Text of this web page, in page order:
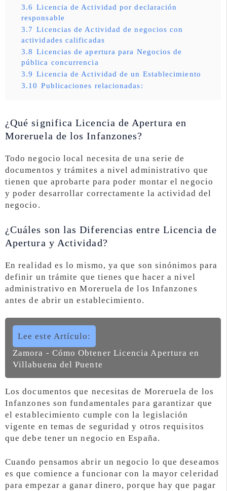
3.6 Licencia de Actividad por declaración
responsable
3.7 Licencias de Actividad de negocios con
actividades calificadas
3.8 Licencias de apertura para Negocios de
pública concurrencia
3.9 Licencia de Actividad de un Establecimiento
3.10 Publicaciones relacionadas:
¿Qué significa Licencia de Apertura en
Moreruela de los Infanzones?
Todo negocio local necesita de una serie de
documentos y trámites a nivel administrativo que
tienen que aprobarte para poder montar el negocio
y poder desarrollar correctamente la actividad del
negocio.
¿Cuáles son las Diferencias entre Licencia de
Apertura y Actividad?
En realidad es lo mismo, ya que son sinónimos para
definir un trámite que tienes que hacer a nivel
administrativo en Moreruela de los Infanzones
antes de abrir un establecimiento.
Lee este Artículo:
Zamora - Cómo Obtener Licencia Apertura en
Villabuena del Puente
Los documentos que necesitas de Moreruela de los
Infanzones son fundamentales para garantizar que
el establecimiento cumple con la legislación
vigente en temas de seguridad y otros requisitos
que debe tener un negocio en España.
Cuando pensamos abrir un negocio lo que deseamos
es que comience a funcionar con la mayor celeridad
para empezar a ganar dinero, porque hay que pagar